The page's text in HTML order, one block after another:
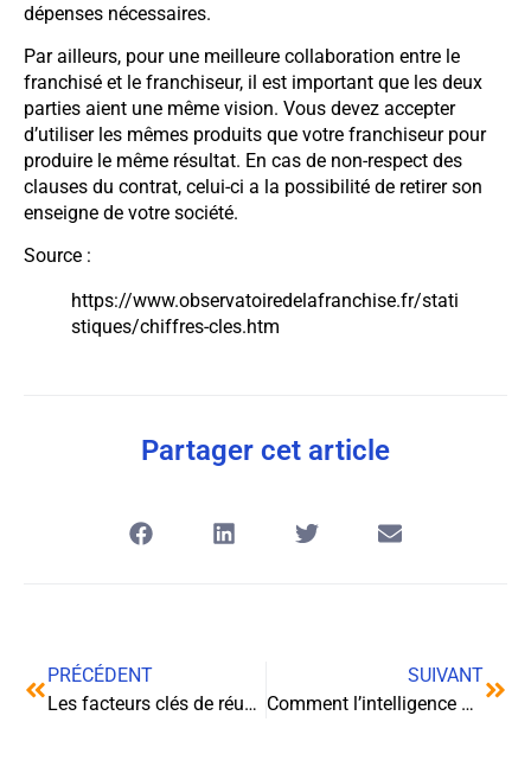
dépenses nécessaires.
Par ailleurs, pour une meilleure collaboration entre le
franchisé et le franchiseur, il est important que les deux
parties aient une même vision. Vous devez accepter
d’utiliser les mêmes produits que votre franchiseur pour
produire le même résultat. En cas de non-respect des
clauses du contrat, celui-ci a la possibilité de retirer son
enseigne de votre société.
Source :
https://www.observatoiredelafranchise.fr/stati
stiques/chiffres-cles.htm
Partager cet article
PRÉCÉDENT
Les facteurs clés de réussite des entreprises de location utilitaire
SUIVANT
Comment l’intelligence artificielle révolutionne le business des poches urinaires